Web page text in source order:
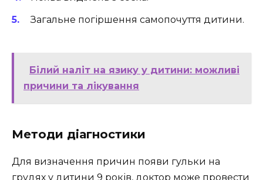
Загальне погіршення самопочуття дитини.
Білий наліт на язику у дитини: можливі
причини та лікування
Методи діагностики
Для визначення причин появи гульки на
грудях у дитини 9 років, доктор може провести